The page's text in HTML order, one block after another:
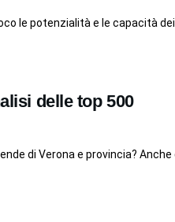
le potenzialità e le capacità
delle top 500
di Verona e provincia?